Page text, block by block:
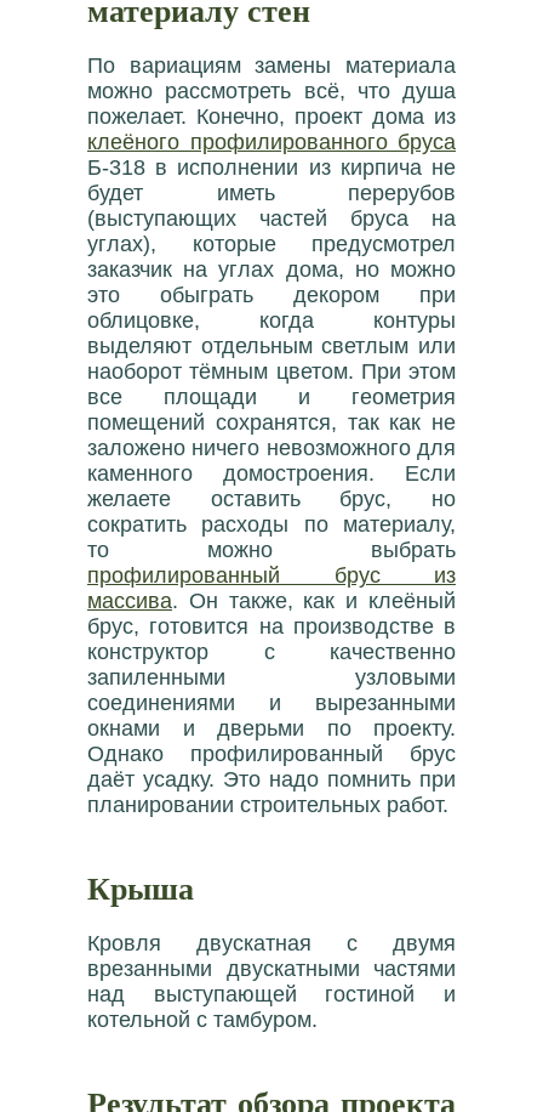
материалу стен
По вариациям замены материала
можно рассмотреть всё, что душа
пожелает. Конечно, проект дома из
клеёного профилированного бруса
Б-318 в исполнении из кирпича не
будет иметь перерубов
(выступающих частей бруса на
углах), которые предусмотрел
заказчик на углах дома, но можно
это обыграть декором при
облицовке, когда контуры
выделяют отдельным светлым или
наоборот тёмным цветом. При этом
все площади и геометрия
помещений сохранятся, так как не
заложено ничего невозможного для
каменного домостроения. Если
желаете оставить брус, но
сократить расходы по материалу,
то можно выбрать
профилированный брус из
массива. Он также, как и клеёный
брус, готовится на производстве в
конструктор с качественно
запиленными узловыми
соединениями и вырезанными
окнами и дверьми по проекту.
Однако профилированный брус
даёт усадку. Это надо помнить при
планировании строительных работ.
Крыша
Кровля двускатная с двумя
врезанными двускатными частями
над выступающей гостиной и
котельной с тамбуром.
Результат обзора проекта